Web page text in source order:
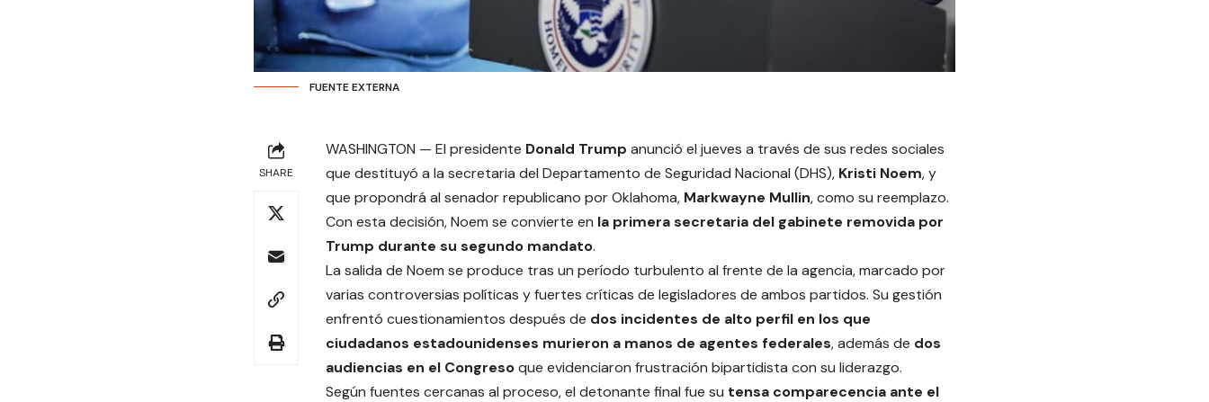
FUENTE EXTERNA
SHARE
WASHINGTON — El presidente Donald Trump anunció el jueves a través de sus redes sociales
que destituyó a la secretaria del Departamento de Seguridad Nacional (DHS), Kristi Noem, y
que propondrá al senador republicano por Oklahoma, Markwayne Mullin, como su reemplazo.
Con esta decisión, Noem se convierte en la primera secretaria del gabinete removida por
Trump durante su segundo mandato.
La salida de Noem se produce tras un período turbulento al frente de la agencia, marcado por
varias controversias políticas y fuertes críticas de legisladores de ambos partidos. Su gestión
enfrentó cuestionamientos después de dos incidentes de alto perfil en los que
ciudadanos estadounidenses murieron a manos de agentes federales, además de dos
audiencias en el Congresoque evidenciaron frustración bipartidista con su liderazgo.
Según fuentes cercanas al proceso, el detonante final fue su tensa comparecencia ante el